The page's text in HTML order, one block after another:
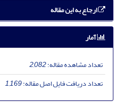
ارجاع به این مقاله
آمار
تعداد مشاهده مقاله:2,082
تعداد دریافت فایل اصل مقاله:1,169